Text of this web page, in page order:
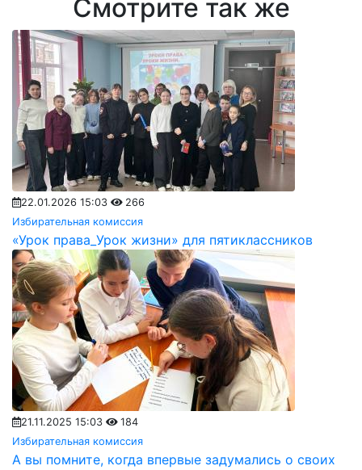
Смотрите так же
22.01.2026 15:03
266
Избирательная комиссия
«Урок права_Урок жизни» для пятиклассников
21.11.2025 15:03
184
Избирательная комиссия
А вы помните, когда впервые задумались о своих